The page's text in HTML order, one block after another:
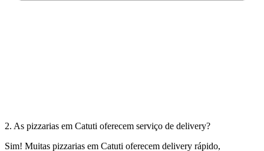
2. As pizzarias em Catuti oferecem serviço de delivery?
Sim! Muitas pizzarias em Catuti oferecem delivery rápido,